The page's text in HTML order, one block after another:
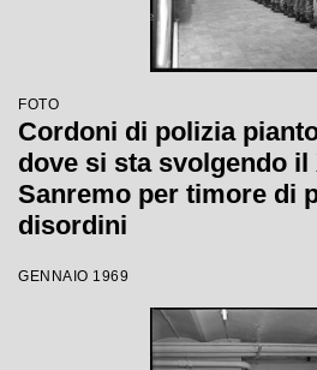
FOTO
Cordoni di polizia
dove si sta svolgendo il
Sanremo per timore di
disordini
GENNAIO 1969